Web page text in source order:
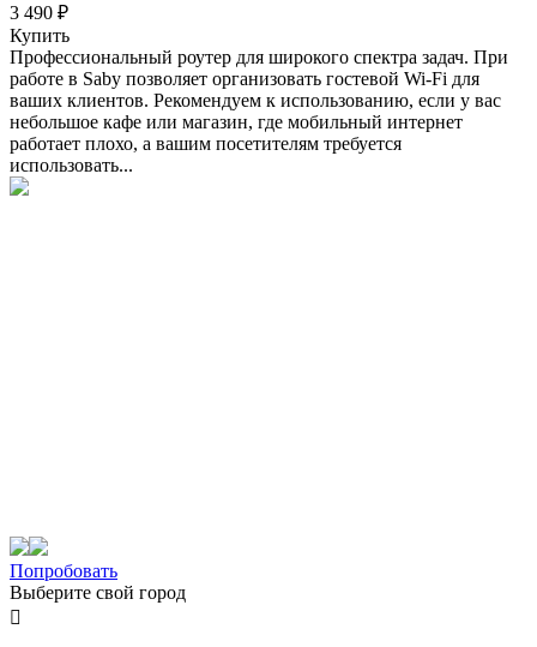
3 490 ₽
Купить
Профессиональный роутер для широкого спектра задач. При
работе в Saby позволяет организовать гостевой Wi-Fi для
ваших клиентов. Рекомендуем к использованию, если у вас
небольшое кафе или магазин, где мобильный интернет
работает плохо, а вашим посетителям требуется
использовать...
Попробовать
Выберите свой город
